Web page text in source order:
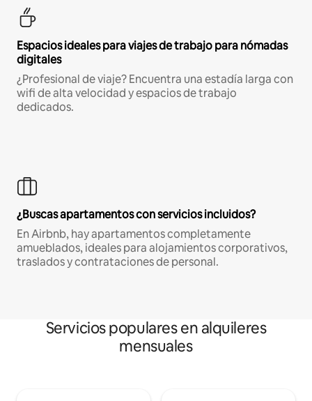
Espacios ideales para viajes de trabajo para nómadas
digitales
¿Profesional de viaje? Encuentra una estadía larga con
wifi de alta velocidad y espacios de trabajo
dedicados.
¿Buscas apartamentos con servicios incluidos?
En Airbnb, hay apartamentos completamente
amueblados, ideales para alojamientos corporativos,
traslados y contrataciones de personal.
Servicios populares en alquileres
mensuales